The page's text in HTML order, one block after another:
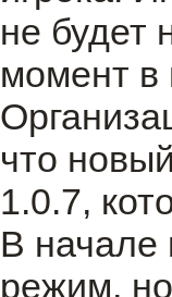
не будет
момент в
что
1.0.7,
В
режим,